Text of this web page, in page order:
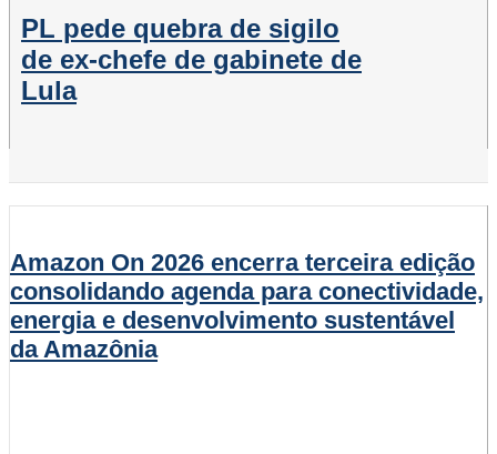
PL pede quebra de sigilo
de ex-chefe de gabinete de
Lula
Amazon On 2026 encerra terceira edição
consolidando agenda para conectividade,
energia e desenvolvimento sustentável
da Amazônia